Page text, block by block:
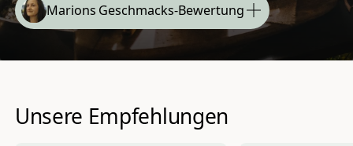
Marions Geschmacks-Bewertung
Unsere Empfehlungen